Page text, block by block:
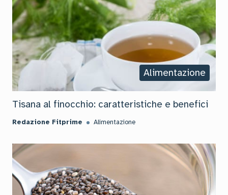
Alimentazione
Tisana al finocchio: caratteristiche e benefici
Redazione Fitprime Alimentazione